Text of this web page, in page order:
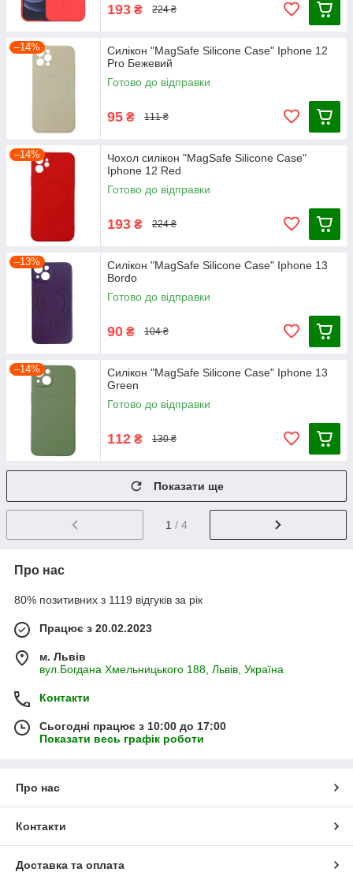
193 ₴ 224 ₴
–14%
Силікон "MagSafe Silicone Case" Iphone 12
Pro Бежевий
Готово до відправки
95 ₴ 111 ₴
–14%
Чохол силікон "MagSafe Silicone Case"
Iphone 12 Red
Готово до відправки
193 ₴ 224 ₴
–13%
Силікон "MagSafe Silicone Case" Iphone 13
Bordo
Готово до відправки
90 ₴ 104 ₴
–14%
Силікон "MagSafe Silicone Case" Iphone 13
Green
Готово до відправки
112 ₴ 130 ₴
Показати ще
1 / 4
Про нас
80% позитивних з 1119 відгуків за рік
Працює з 20.02.2023
м. Львів
вул.Богдана Хмельницького 188, Львів, Україна
Контакти
Сьогодні працює з 10:00 до 17:00
Показати весь графік роботи
Про нас
Контакти
Доставка та оплата